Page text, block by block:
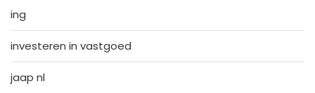
ing
investeren in vastgoed
jaap nl